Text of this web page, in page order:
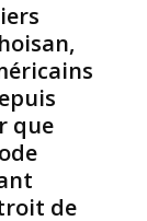
que
de